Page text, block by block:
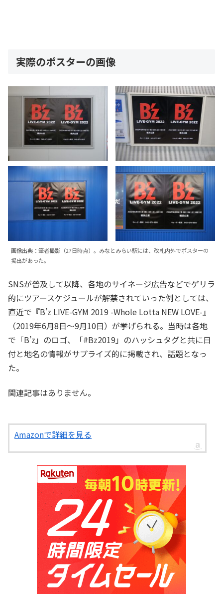
実際のポスターの画像
画像出典：筆者撮影（27日時点）。みなとみらい駅には、改札内外でポスターの
掲出があった。
SNSが普及して以降、各地のサイネージ広告などでゲリラ
的にツアースケジュールが解禁されていった例としては、
直近で『B’z LIVE-GYM 2019 -Whole Lotta NEW LOVE-』
（2019年6月8日～9月10日）が挙げられる。当時は各地
で「B’z」のロゴ、「#Bz2019」のハッシュタグと共に日
付と地名の情報がサプライズ的に掲載され、話題となっ
た。
関連記事はありません。
Amazonで詳細を見る